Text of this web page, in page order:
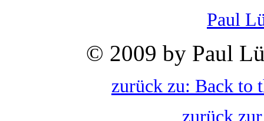
Paul
© 2009 by Paul
zurück zu: Back to
zurück